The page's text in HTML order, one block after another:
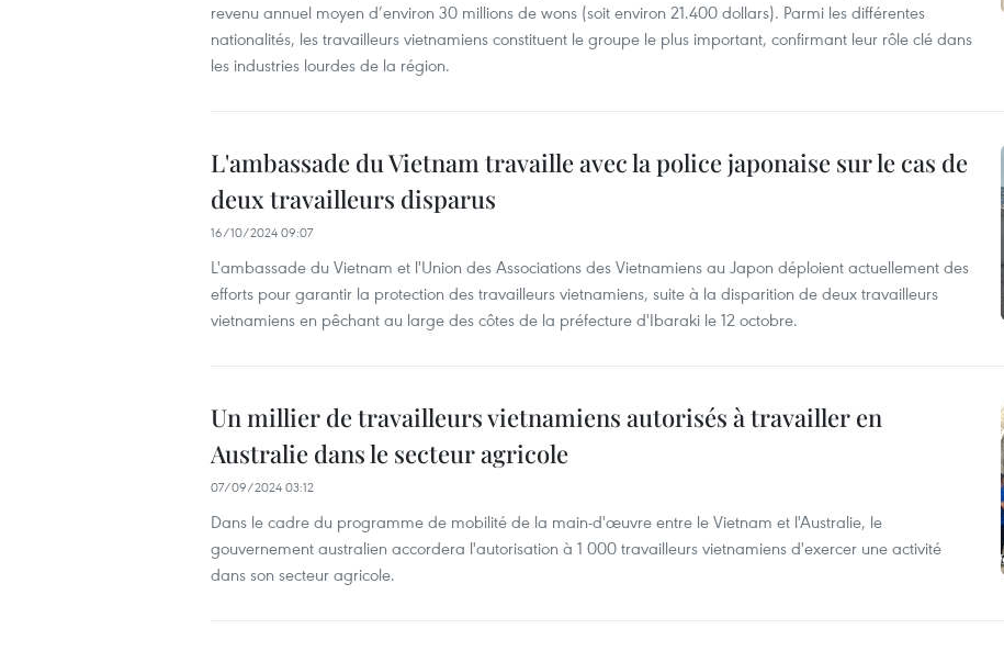
revenu annuel moyen d’environ 30 millions de wons (soit environ 21.400 dollars). Parmi les différentes
nationalités, les travailleurs vietnamiens constituent le groupe le plus important, confirmant leur rôle clé dans
les industries lourdes de la région.
L'ambassade du Vietnam travaille avec la police japonaise sur le cas de
deux travailleurs disparus
16/10/2024 09:07
L'ambassade du Vietnam et l'Union des Associations des Vietnamiens au Japon déploient actuellement des
efforts pour garantir la protection des travailleurs vietnamiens, suite à la disparition de deux travailleurs
vietnamiens en pêchant au large des côtes de la préfecture d'Ibaraki le 12 octobre.
Un millier de travailleurs vietnamiens autorisés à travailler en
Australie dans le secteur agricole
07/09/2024 03:12
Dans le cadre du programme de mobilité de la main-d'œuvre entre le Vietnam et l'Australie, le
gouvernement australien accordera l'autorisation à 1 000 travailleurs vietnamiens d'exercer une activité
dans son secteur agricole.